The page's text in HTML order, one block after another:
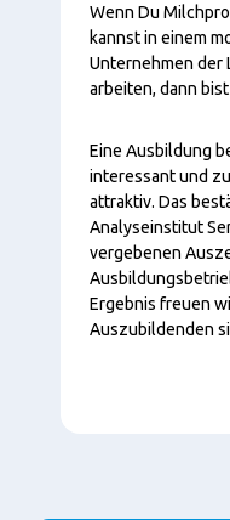
Wenn Du
kannst in einem
Unternehmen der
arbeiten, dann
Eine Ausbildung
interessant und
attraktiv. Das
Analyseinstitut
vergebenen
Ergebnis freuen
Auszubildenden